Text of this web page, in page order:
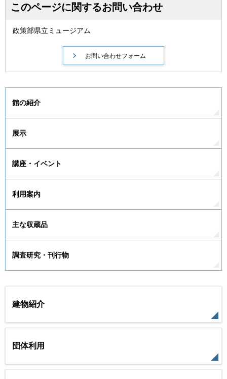
このページに関するお問い合わせ
政策部県立ミュージアム
館の紹介
展示
講座・イベント
利用案内
主な収蔵品
調査研究・刊行物
建物紹介
団体利用